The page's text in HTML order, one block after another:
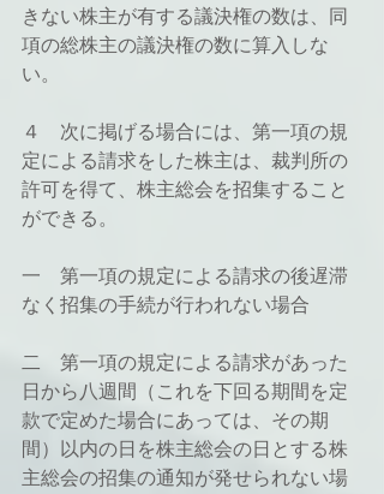
きない株主が有する議決権の数は、同
項の総株主の議決権の数に算入しな
い。
４　次に掲げる場合には、第一項の規
定による請求をした株主は、裁判所の
許可を得て、株主総会を招集すること
ができる。
一　第一項の規定による請求の後遅滞
なく招集の手続が行われない場合
二　第一項の規定による請求があった
日から八週間（これを下回る期間を定
款で定めた場合にあっては、その期
間）以内の日を株主総会の日とする株
主総会の招集の通知が発せられない場